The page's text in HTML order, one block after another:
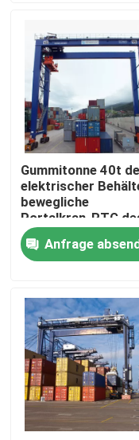
Produkte
Über uns
Fabrik Tour
Qualitätskontrolle
Kontakt
Doppelter Träger-
Einträger-
Doppelter Träger-
Gummitonne 40t
elektrischer
bewegliche
Portalkran-RTG
reifen-30 für Hafen
Anfrage